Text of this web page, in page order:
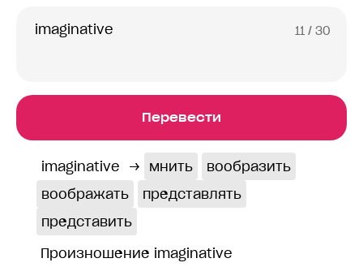
11 / 30
Перевести
imaginative → мнить
вообразить
воображать
представлять
представить
Произношение imaginative